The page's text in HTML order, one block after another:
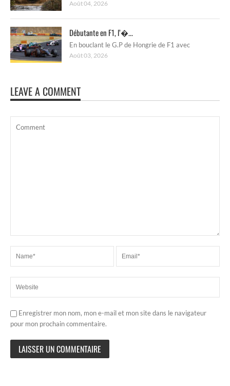
Août 04, 2026
Débutante en F1, l’�...
En bouclant le G.P de Hongrie de F1 avec
Août 03, 2026
LEAVE A COMMENT
Enregistrer mon nom, mon e-mail et mon site dans le navigateur
pour mon prochain commentaire.